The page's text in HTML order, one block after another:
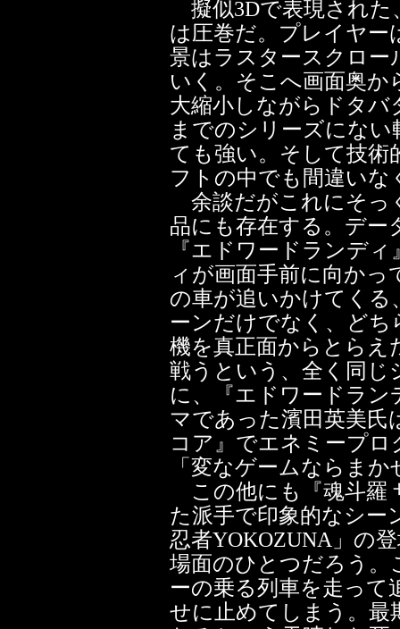
擬似3Dで表現された
は圧巻だ。プレイヤー
景はラスタースクロー
いく。そこへ画面奥か
大縮小しながらドタ
までのシリーズにな
ても強い。そして技
フトの中でも間違いな
余談だがこれにそっ
品にも存在する。デー
『エドワードランデ
ィが画面手前に向か
の車が追いかけてく
ーンだけでなく、ど
機を真正面からとらえ
戦うという、全く同じ
に、『エドワードラ
マであった濱田英美氏
コア』でエネミープ
「変なゲームならま
この他にも『魂斗羅
た派手で印象的なシー
忍者YOKOZUNA」の
場面のひとつだろう。
ーの乗る列車を走って
せに止めてしまう。最